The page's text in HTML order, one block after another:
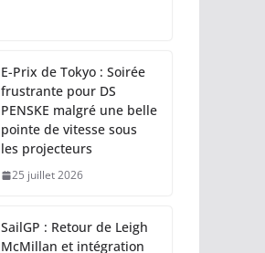
E-Prix de Tokyo : Soirée
frustrante pour DS
PENSKE malgré une belle
pointe de vitesse sous
les projecteurs
25 juillet 2026
SailGP : Retour de Leigh
McMillan et intégration